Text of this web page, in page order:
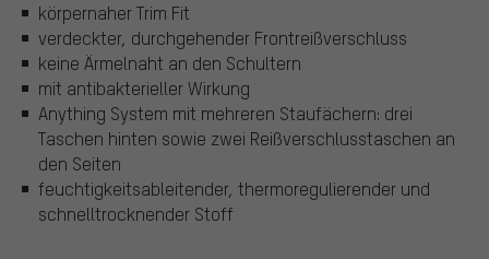
körpernaher Trim Fit
verdeckter, durchgehender Frontreißverschluss
keine Ärmelnaht an den Schultern
mit antibakterieller Wirkung
Anything System mit mehreren Staufächern: drei
Taschen hinten sowie zwei Reißverschlusstaschen an
den Seiten
feuchtigkeitsableitender, thermoregulierender und
schnelltrocknender Stoff